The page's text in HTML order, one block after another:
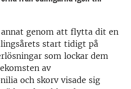
genom att flytta dit en
start tidigt på
som lockar dem
av
och skorv visade sig